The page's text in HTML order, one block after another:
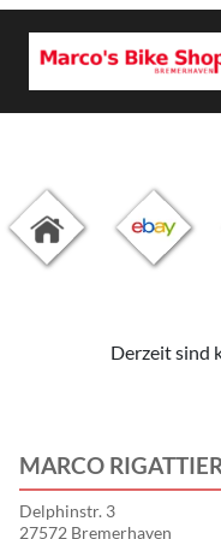
Derzeit sind
MARCO
Delphinstr. 3
27572 Bremerhaven